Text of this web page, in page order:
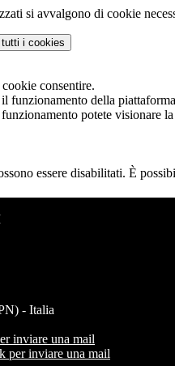
si avvalgono di cookie
i cookies
consentire.
funzionamento della
potete visionare la
essere disabilitati. È
- Italia
inviare una mail
per inviare una mail